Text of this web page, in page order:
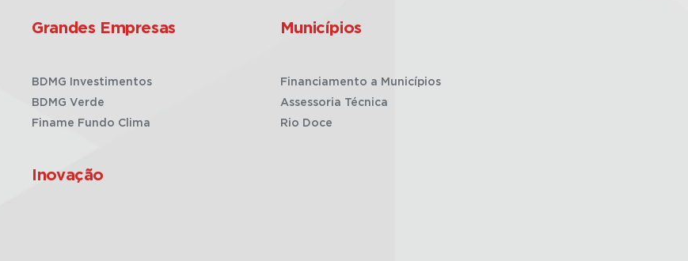
Grandes Empresas
BDMG Investimentos
BDMG Verde
Finame Fundo Clima
Inovação
Municípios
Financiamento a Municípios
Assessoria Técnica
Rio Doce